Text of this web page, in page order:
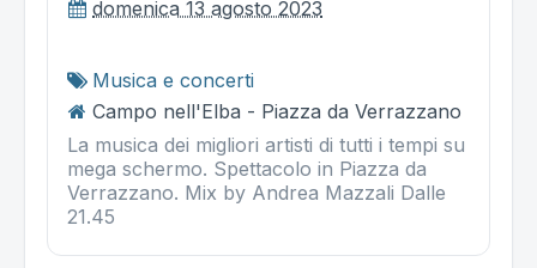
domenica 13 agosto 2023
Musica e concerti
Campo nell'Elba - Piazza da Verrazzano
La musica dei migliori artisti di tutti i tempi su
mega schermo. Spettacolo in Piazza da
Verrazzano. Mix by Andrea Mazzali Dalle
21.45